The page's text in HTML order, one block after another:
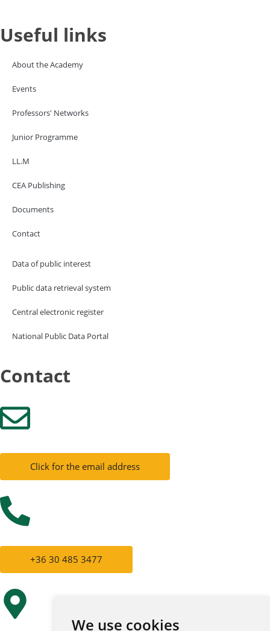
We use cookies
Useful links
About the Academy
Events
Professors' Networks
Junior Programme
LL.M
CEA Publishing
Documents
Contact
Data of public interest
Public data retrieval system
Central electronic register
National Public Data Portal
Contact
Click for the email address
+36 30 485 3477